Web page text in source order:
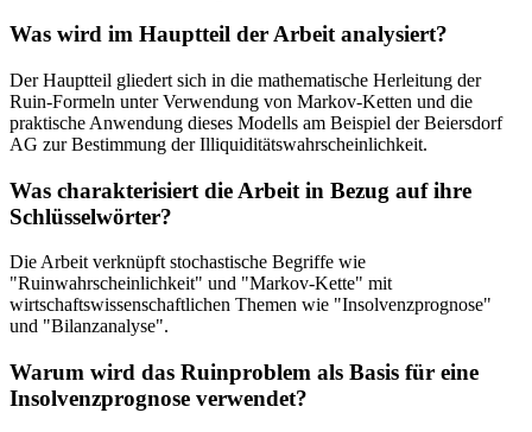
Was wird im Hauptteil der Arbeit analysiert?
Der Hauptteil gliedert sich in die mathematische Herleitung der
Ruin-Formeln unter Verwendung von Markov-Ketten und die
praktische Anwendung dieses Modells am Beispiel der Beiersdorf
AG zur Bestimmung der Illiquiditätswahrscheinlichkeit.
Was charakterisiert die Arbeit in Bezug auf ihre
Schlüsselwörter?
Die Arbeit verknüpft stochastische Begriffe wie
"Ruinwahrscheinlichkeit" und "Markov-Kette" mit
wirtschaftswissenschaftlichen Themen wie "Insolvenzprognose"
und "Bilanzanalyse".
Warum wird das Ruinproblem als Basis für eine
Insolvenzprognose verwendet?